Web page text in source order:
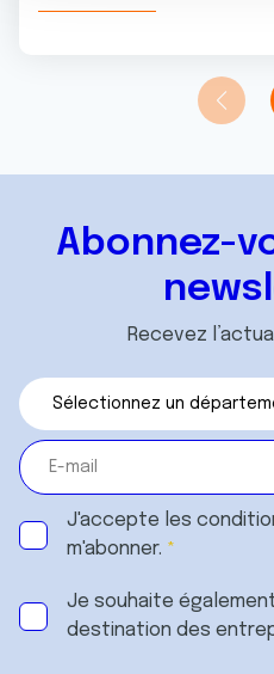
avec d'autres informations
ou qu'ils ont collectées lors
Abonnez-
Recevez
J'accepte les
m'abonner.
Je souhaite
destination des